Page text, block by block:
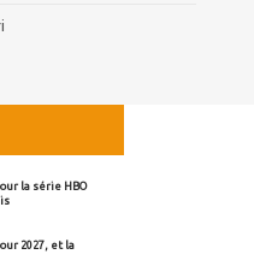
la série HBO
2027, et la